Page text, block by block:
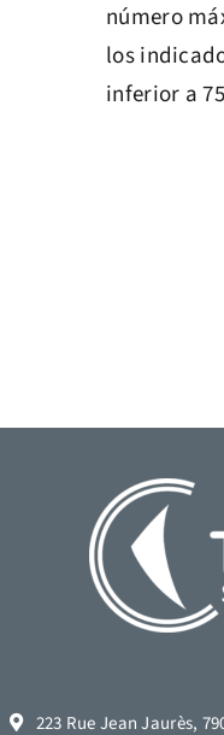
número
los
inferior a
223 Rue Jean Jaurès,